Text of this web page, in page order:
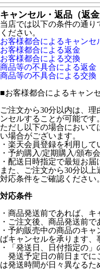
キャンセル・返品（返
当店では以下の条件の通
ください。
お客様都合によるキャンセ
お客様都合による返金
お客様都合による交換
商品等の不具合による返金
商品等の不具合による交換
■お客様都合によるキャン
ご注文から30分以内は、
ンセルすることが可能です。
ただし以下の場合において
い場合がございます。
・楽天会員登録を利用して
・予約購入/定期購入/頒布
・配送日時指定で最短お
また、ご注文から30分以
対応条件をご確認ください。
対応条件
・商品発送前であれば、キ
・ご注文後、商品発送前で
・予約販売中の商品のキ
ばキャンセルを承ります、
・「発送日、日付指定の
発送予定日の前日までに
は発送時間が日々異なるた